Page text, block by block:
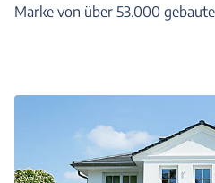
Marke von über 53.000